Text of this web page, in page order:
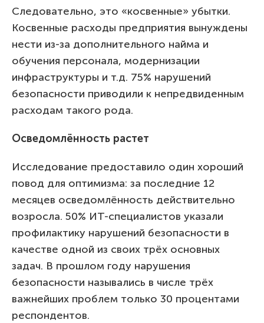
Следовательно, это «косвенные» убытки.
Косвенные расходы предприятия вынуждены
нести из-за дополнительного найма и
обучения персонала, модернизации
инфраструктуры и т.д. 75% нарушений
безопасности приводили к непредвиденным
расходам такого рода.
Осведомлённость растет
Исследование предоставило один хороший
повод для оптимизма: за последние 12
месяцев осведомлённость действительно
возросла. 50% ИТ-специалистов указали
профилактику нарушений безопасности в
качестве одной из своих трёх основных
задач. В прошлом году нарушения
безопасности назывались в числе трёх
важнейших проблем только 30 процентами
респондентов.